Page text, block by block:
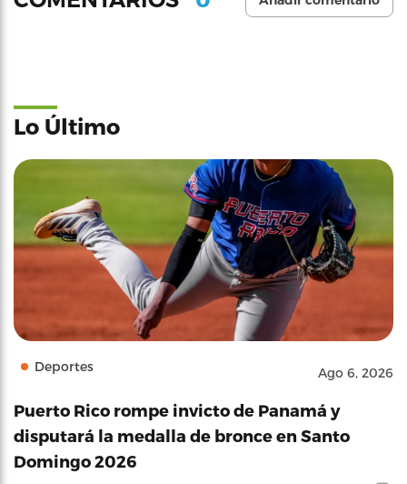
Lo Último
Deportes Ago 6, 2026
Puerto Rico rompe invicto de Panamá y
disputará la medalla de bronce en Santo
Domingo 2026